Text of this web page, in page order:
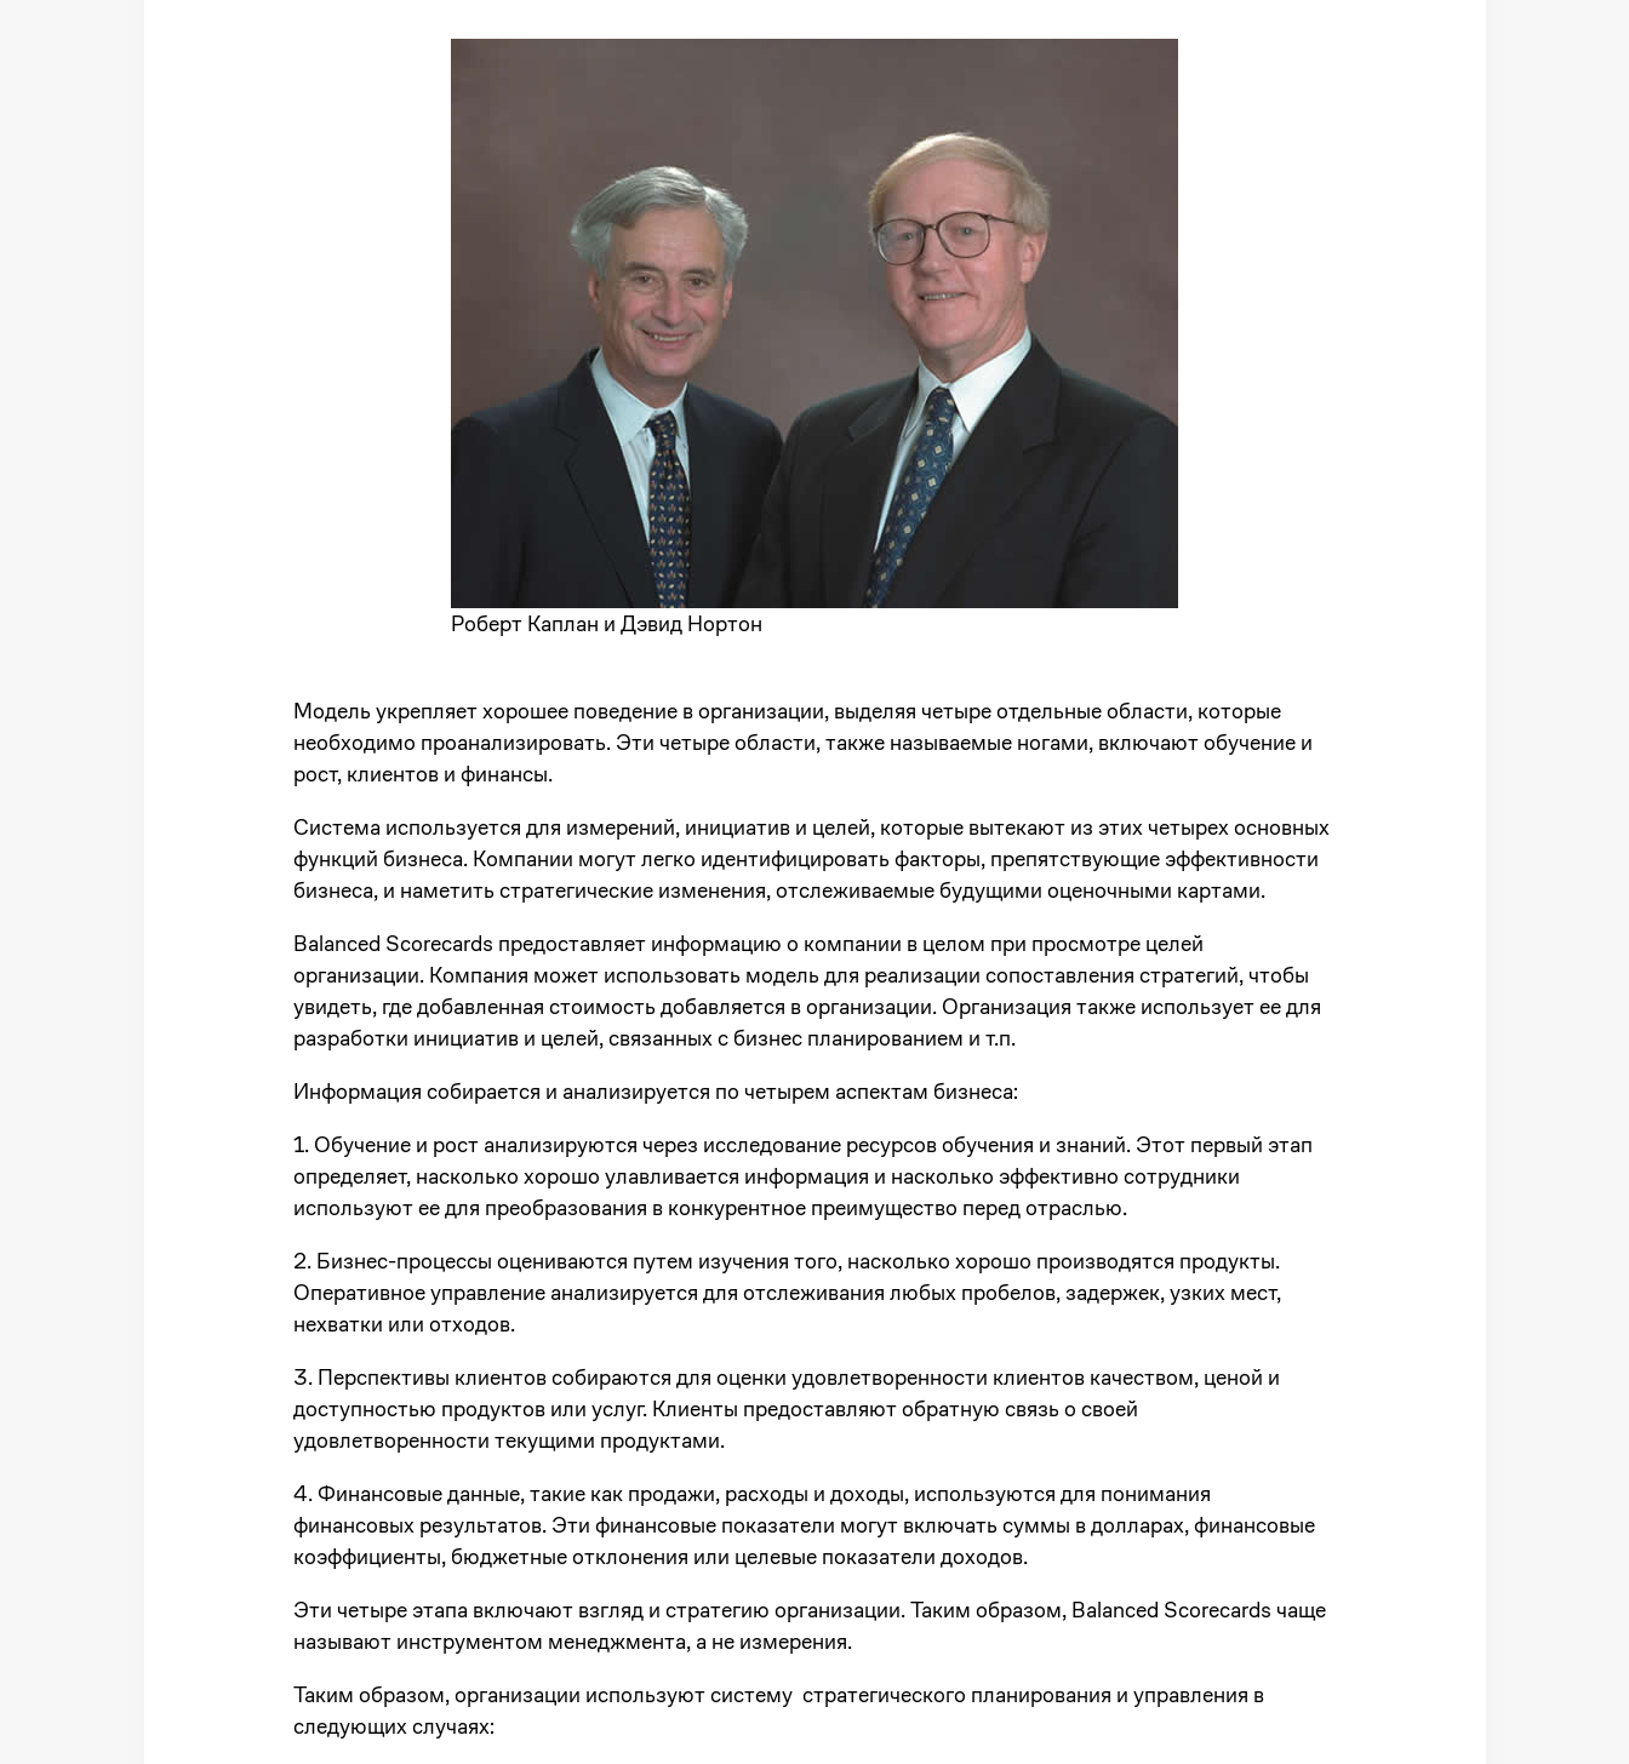
Роберт Каплан и Дэвид Нортон
Модель укрепляет хорошее поведение в организации, выделяя четыре отдельные области, которые
необходимо проанализировать. Эти четыре области, также называемые ногами, включают обучение и
рост, клиентов и финансы.
Система используется для измерений, инициатив и целей, которые вытекают из этих четырех основных
функций бизнеса. Компании могут легко идентифицировать факторы, препятствующие эффективности
бизнеса, и наметить стратегические изменения, отслеживаемые будущими оценочными картами.
Balanced Scorecards предоставляет информацию о компании в целом при просмотре целей
организации. Компания может использовать модель для реализации сопоставления стратегий, чтобы
увидеть, где добавленная стоимость добавляется в организации. Организация также использует ее для
разработки инициатив и целей, связанных с бизнес планированием и т.п.
Информация собирается и анализируется по четырем аспектам бизнеса:
1. Обучение и рост анализируются через исследование ресурсов обучения и знаний. Этот первый этап
определяет, насколько хорошо улавливается информация и насколько эффективно сотрудники
используют ее для преобразования в конкурентное преимущество перед отраслью.
2. Бизнес-процессы оцениваются путем изучения того, насколько хорошо производятся продукты.
Оперативное управление анализируется для отслеживания любых пробелов, задержек, узких мест,
нехватки или отходов.
3. Перспективы клиентов собираются для оценки удовлетворенности клиентов качеством, ценой и
доступностью продуктов или услуг. Клиенты предоставляют обратную связь о своей
удовлетворенности текущими продуктами.
4. Финансовые данные, такие как продажи, расходы и доходы, используются для понимания
финансовых результатов. Эти финансовые показатели могут включать суммы в долларах, финансовые
коэффициенты, бюджетные отклонения или целевые показатели доходов.
Эти четыре этапа включают взгляд и стратегию организации. Таким образом, Balanced Scorecards чаще
называют инструментом менеджмента, а не измерения.
Таким образом, организации используют систему стратегического планирования и управления в
следующих случаях: